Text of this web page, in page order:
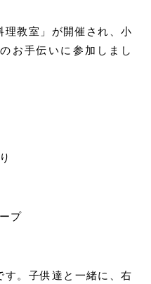
理教室」が開催され、小
お手伝いに参加しまし
プ
。子供達と一緒に、右